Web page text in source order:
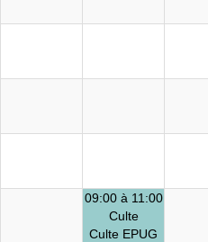
09:00 à 11:00
Culte
Culte EPUG